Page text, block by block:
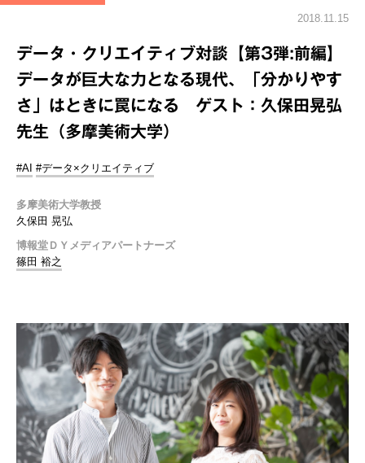
2018.11.15
データ・クリエイティブ対談【第3弾:前編】
データが巨大な力となる現代、「分かりやす
さ」はときに罠になる ゲスト：久保田晃弘
先生（多摩美術大学）
#AI #データ×クリエイティブ
多摩美術大学教授
久保田 晃弘
博報堂ＤＹメディアパートナーズ
篠田 裕之